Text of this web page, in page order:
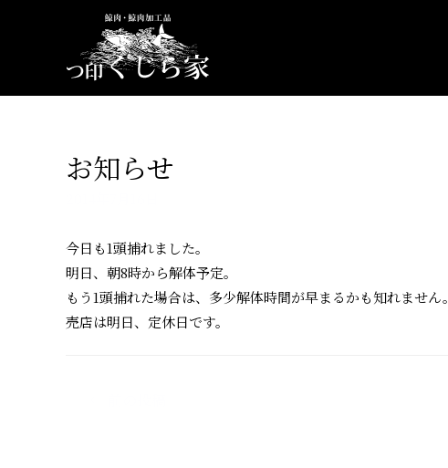
お知らせ
今日も1頭捕れました。
明日、朝8時から解体予定。
もう1頭捕れた場合は、多少解体時間が早まるかも知れません。
売店は明日、定休日です。